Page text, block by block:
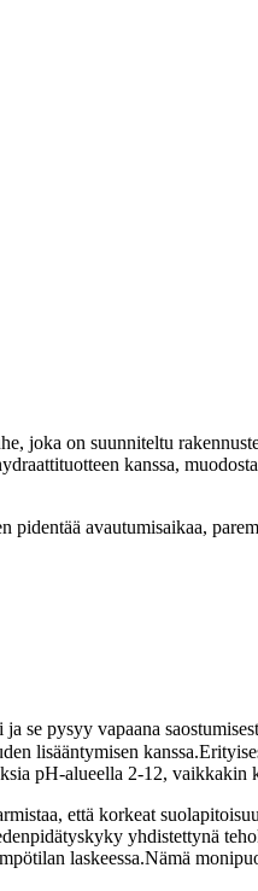
joka on suunniteltu
kanssa,
pidentää avautumisaikaa,
pysyy vapaana
lisääntymisen
pH-alueella 2-12, vaikkakin
että korkeat
yhdistettynä
laskeessa.Nämä